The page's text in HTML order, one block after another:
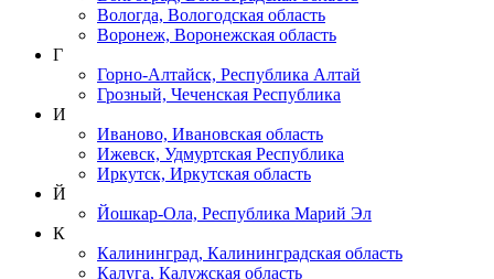
Вологда, Вологодская область
Воронеж, Воронежская область
Г
Горно-Алтайск, Республика Алтай
Грозный, Чеченская Республика
И
Иваново, Ивановская область
Ижевск, Удмуртская Республика
Иркутск, Иркутская область
Й
Йошкар-Ола, Республика Марий Эл
К
Калининград, Калининградская область
Калуга, Калужская область